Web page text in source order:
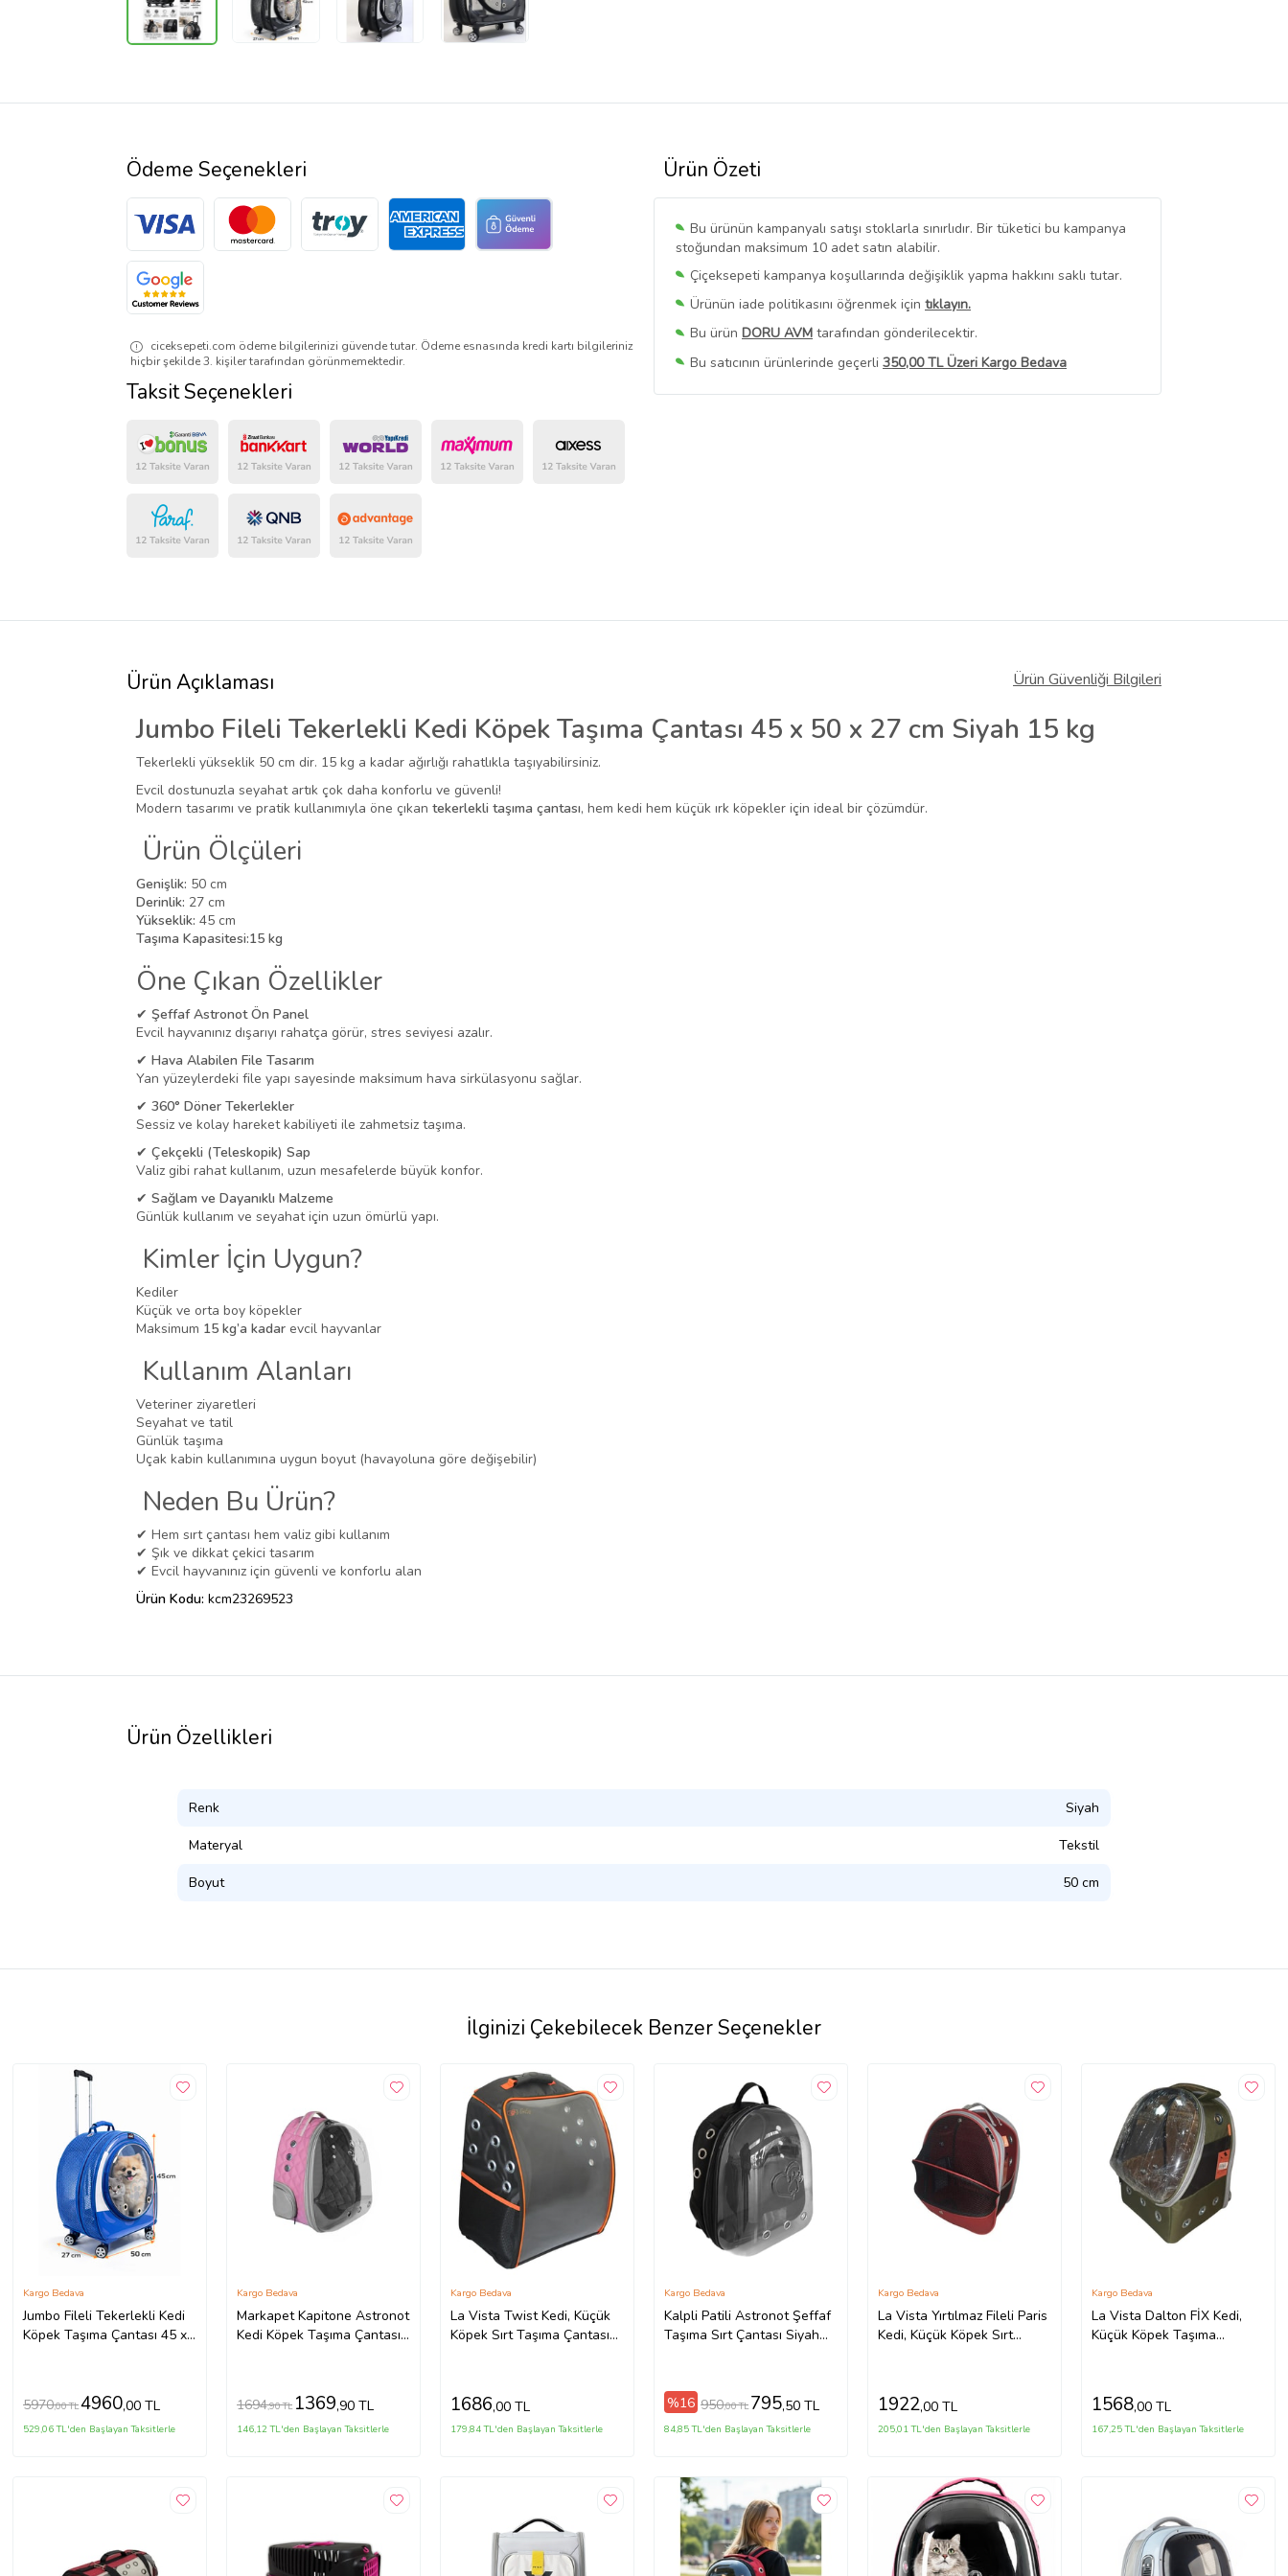
Ürün Özeti
Bu ürünün kampanyalı satışı stoklarla sınırlıdır. Bir tüketici bu kampanya
stoğundan maksimum 10 adet satın alabilir.
Çiçeksepeti kampanya koşullarında değişiklik yapma hakkını saklı tutar.
Ürünün iade politikasını öğrenmek için tıklayın.
Bu ürün DORU AVM tarafından gönderilecektir.
Bu satıcının ürünlerinde geçerli 350,00 TL Üzeri Kargo Bedava
Bu SatıcınınTüm Ürünlerini Görüntüle
Ödeme Seçenekleri
ciceksepeti.com ödeme bilgilerinizi güvende tutar. Ödeme esnasında kredi kartı bilgileriniz
hiçbir şekilde 3. kişiler tarafından görünmemektedir.
Taksit Seçenekleri
Ürün Açıklaması Ürün Güvenliği Bilgileri
Jumbo Fileli Tekerlekli Kedi Köpek Taşıma Çantası 45 x 50 x 27 cm Siyah 15 kg
Tekerlekli yükseklik 50 cm dir. 15 kg a kadar ağırlığı rahatlıkla taşıyabilirsiniz.
Evcil dostunuzla seyahat artık çok daha konforlu ve güvenli!
Modern tasarımı ve pratik kullanımıyla öne çıkan tekerlekli taşıma çantası, hem kedi hem küçük ırk köpekler için ideal bir çözümdür.
Ürün Ölçüleri
Genişlik: 50 cm
Derinlik: 27 cm
Yükseklik: 45 cm
Taşıma Kapasitesi:15 kg
Öne Çıkan Özellikler
✔ Şeffaf Astronot Ön Panel
Evcil hayvanınız dışarıyı rahatça görür, stres seviyesi azalır.
✔ Hava Alabilen File Tasarım
Yan yüzeylerdeki file yapı sayesinde maksimum hava sirkülasyonu sağlar.
✔ 360° Döner Tekerlekler
Sessiz ve kolay hareket kabiliyeti ile zahmetsiz taşıma.
✔ Çekçekli (Teleskopik) Sap
Valiz gibi rahat kullanım, uzun mesafelerde büyük konfor.
✔ Sağlam ve Dayanıklı Malzeme
Günlük kullanım ve seyahat için uzun ömürlü yapı.
Kimler İçin Uygun?
Kediler
Küçük ve orta boy köpekler
Maksimum 15 kg’a kadar evcil hayvanlar
Kullanım Alanları
Veteriner ziyaretleri
Seyahat ve tatil
Günlük taşıma
Uçak kabin kullanımına uygun boyut (havayoluna göre değişebilir)
Neden Bu Ürün?
✔ Hem sırt çantası hem valiz gibi kullanım
✔ Şık ve dikkat çekici tasarım
✔ Evcil hayvanınız için güvenli ve konforlu alan
Ürün Kodu: kcm23269523
Ürün Özellikleri
Renk Siyah
Materyal Tekstil
Boyut 50 cm
İlginizi Çekebilecek Benzer Seçenekler
Jumbo Fileli Tekerlekli Kedi
Köpek Taşıma Çantası 45 x
Kargo Bedava
5970,00 TL4960,00 TL
529,06 TL'den Başlayan Taksitlerle
Markapet Kapitone Astronot
Kedi Köpek Taşıma Çantası
Kargo Bedava
1694,90 TL 1369,90 TL
146,12 TL'den Başlayan Taksitlerle
La Vista Twist Kedi, Küçük
Köpek Sırt Taşıma Çantası
Kargo Bedava
1686,00 TL
179,84 TL'den Başlayan Taksitlerle
Kalpli Patili Astronot Şeffaf
Taşıma Sırt Çantası Siyah
Kargo Bedava
%16 950,00 TL 795,50 TL
84,85 TL'den Başlayan Taksitlerle
La Vista Yırtılmaz Fileli Paris
Kedi, Küçük Köpek Sırt
Kargo Bedava
1922,00 TL
205,01 TL'den Başlayan Taksitlerle
La Vista Dalton FİX Kedi,
Küçük Köpek Taşıma
Kargo Bedava
1568,00 TL
167,25 TL'den Başlayan Taksitlerle